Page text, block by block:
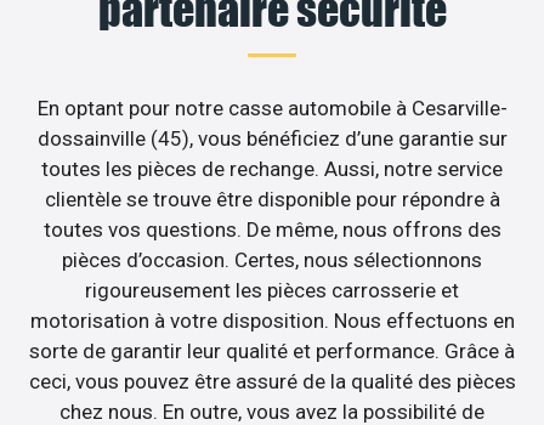
En optant pour notre casse automobile à Cesarville-
dossainville (45), vous bénéficiez d’une garantie sur
toutes les pièces de rechange. Aussi, notre service
clientèle se trouve être disponible pour répondre à
toutes vos questions. De même, nous offrons des
pièces d’occasion. Certes, nous sélectionnons
rigoureusement les pièces carrosserie et
motorisation à votre disposition. Nous effectuons en
sorte de garantir leur qualité et performance. Grâce à
ceci, vous pouvez être assuré de la qualité des pièces
chez nous. En outre, vous avez la possibilité de